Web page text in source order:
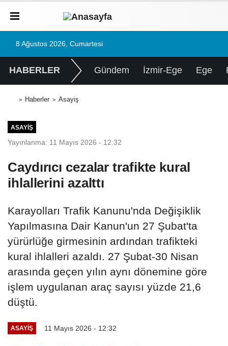
8 Ağustos 2026, Cumartesi
HABERLER Gündem İzmir-Ege Ege
Haberler Asayiş
ASAYIŞ
Yayınlanma: 11 Mayıs 2026 - 12:32
Caydırıcı cezalar trafikte kural
ihlallerini azalttı
Karayolları Trafik Kanunu'nda Değişiklik
Yapılmasına Dair Kanun'un 27 Şubat'ta
yürürlüğe girmesinin ardından trafikteki
kural ihlalleri azaldı. 27 Şubat-30 Nisan
arasında geçen yılın aynı dönemine göre
işlem uygulanan araç sayısı yüzde 21,6
düştü.
ASAYIŞ 11 Mayıs 2026 - 12:32